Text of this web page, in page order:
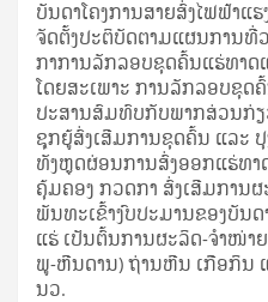
ບັນດາໂຄງການສາຍສົ່ງໄຟຟ້າແ
ຈັດຕັ້ງປະຕິບັດຕາມແຜນການທີ່
ກາການລັກລອບຂຸດຄົ້ນແຮ່ທາດ
ໂດຍສະເພາະ ການລັກລອບຂຸດ
ປະສານສົມທົບກັບພາກສ່ວນກ່ຽ
ຊຸກຍູ້ສົ່ງເສີມການຂຸດຄົ້ນ ແລະ
ທັງຫຼຸດຜ່ອນການສົ່ງອອກແຮ່ທາ
ຄຸ້ມຄອງ ກວດກາ ສົ່ງເສີມການ
ພັນທະເຂົ້າງົບປະມານຂອງບັນ
ແຮ່ ເປັນຕົ້ນການຜະລິດ-ຈຳໜ່າ
ພູ-ຫີນດານ) ຖ່ານຫີນ ເກືອກິນ
ນວ.